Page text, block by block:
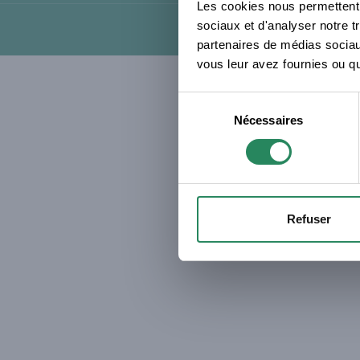
Les cookies nous
sociaux et d'analyser notre
partenaires de médias
vous leur avez fournies ou
consentement
Nécessaires
Refuser